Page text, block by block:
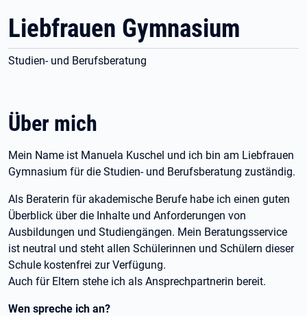
Liebfrauen Gymnasium
Studien- und Berufsberatung
Über mich
Mein Name ist Manuela Kuschel und ich bin am Liebfrauen
Gymnasium für die Studien- und Berufsberatung zuständig.
Als Beraterin für akademische Berufe habe ich einen guten
Überblick über die Inhalte und Anforderungen von
Ausbildungen und Studiengängen. Mein Beratungsservice
ist neutral und steht allen Schülerinnen und Schülern dieser
Schule kostenfrei zur Verfügung.
Auch für Eltern stehe ich als Ansprechpartnerin bereit.
Wen spreche ich an?